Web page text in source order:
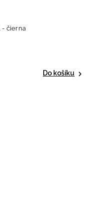
- čierna
Do košíku